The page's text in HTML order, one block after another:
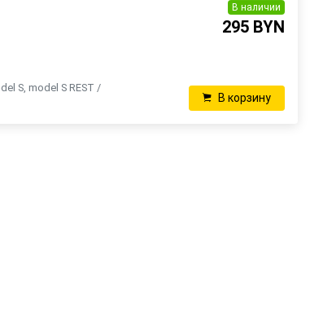
S, model S REST /
В наличии
295 BYN
В корзину